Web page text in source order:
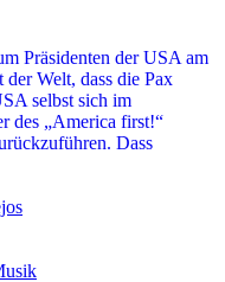
Präsidenten der USA am
Welt, dass die Pax
selbst sich im
des „America first!“
Dass